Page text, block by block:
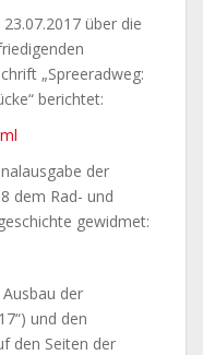
über die
„Spreeradweg:
berichtet:
der
dem Rad- und
gewidmet:
der
und den
den Seiten der